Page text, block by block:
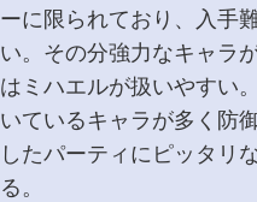
ーに限られており、入手
い。その分強力なキャラ
はミハエルが扱いやすい
いているキャラが多く防
したパーティにピッタリ
る。